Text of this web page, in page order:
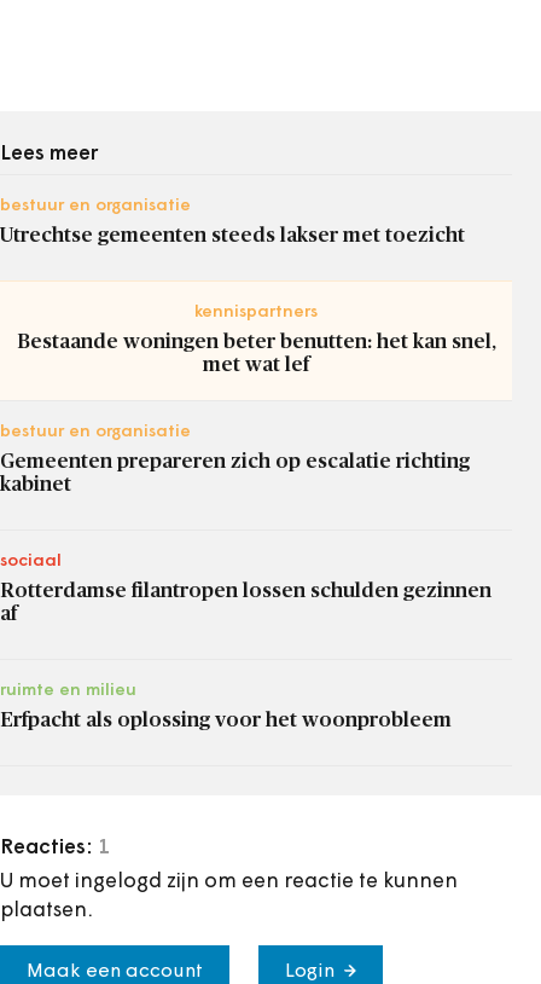
Lees meer
bestuur en organisatie
Utrechtse gemeenten steeds lakser met toezicht
kennispartners
Bestaande woningen beter benutten: het kan snel,
met wat lef
bestuur en organisatie
Gemeenten prepareren zich op escalatie richting
kabinet
sociaal
Rotterdamse filantropen lossen schulden gezinnen
af
ruimte en milieu
Erfpacht als oplossing voor het woonprobleem
Reacties: 1
U moet ingelogd zijn om een reactie te kunnen
plaatsen.
Maak een account Login